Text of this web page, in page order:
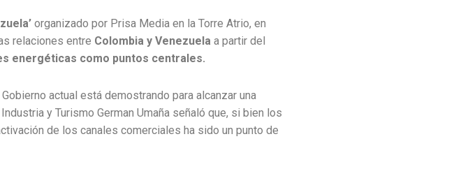
organizado por Prisa Media en la Torre Atrio, en
relaciones entre Colombia y Venezuela a partir del
energéticas como puntos centrales.
actual está demostrando para alcanzar una
y Turismo German Umaña señaló que, si bien los
de los canales comerciales ha sido un punto de